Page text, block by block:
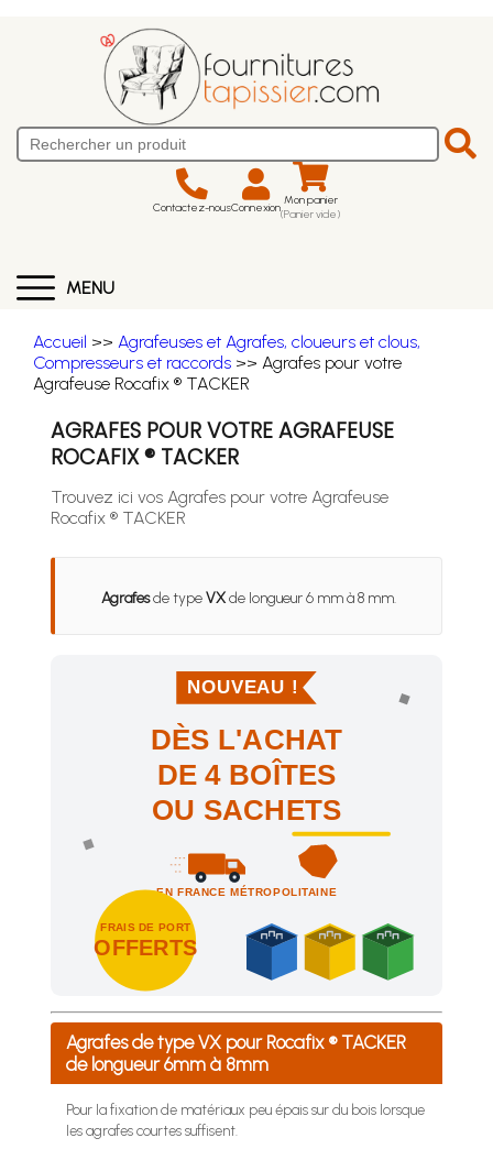
Contactez-nousConnexion Mon panier
(Panier vide)
MENU
Accueil >> Agrafeuses et Agrafes, cloueurs et clous,
Compresseurs et raccords >> Agrafes pour votre
Agrafeuse Rocafix ® TACKER
AGRAFES POUR VOTRE AGRAFEUSE
ROCAFIX ® TACKER
Trouvez ici vos Agrafes pour votre Agrafeuse
Rocafix ® TACKER
Agrafesde typeVXde longueur 6 mm à 8 mm.
NOUVEAU !
DÈS L'ACHAT
DE 4 BOÎTES
OU SACHETS
EN FRANCE MÉTROPOLITAINE
FRAIS DE PORT
OFFERTS
Achetez 4 sachets ou boîtes d'agrafes ou de pointes et
Agrafes de type VX pour Rocafix ® TACKER
de longueur 6mm à 8mm
Pour la fixation de matériaux peu épais sur du bois lorsque
les agrafes courtes suffisent.